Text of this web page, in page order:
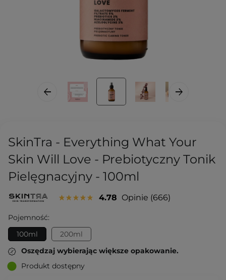
SkinTra - Everything What Your
Skin Will Love - Prebiotyczny Tonik
Pielęgnacyjny - 100ml
4.78 Opinie 666
Pojemność:
100ml
200ml
Oszędzaj wybierając większe opakowanie.
Produkt dostępny